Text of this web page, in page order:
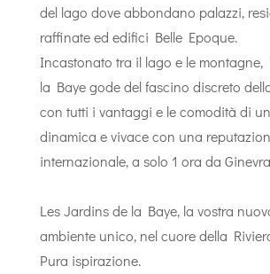
del lago dove abbondano palazzi,
raffinate ed edifici Belle Epoque.
Incastonato tra il lago e le montagne,
la Baye gode del fascino discreto
con tutti i vantaggi e le comodità di
dinamica e vivace con una
internazionale, a solo 1 ora da Ginevra.
Les Jardins de la Baye, la vostra
ambiente unico, nel cuore della
Pura ispirazione.